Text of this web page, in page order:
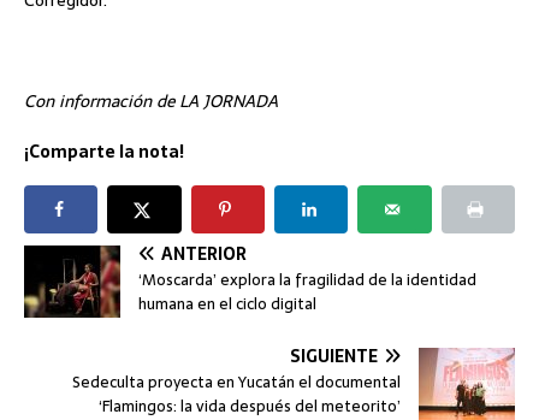
Con información de LA JORNADA
¡Comparte la nota!
ANTERIOR
‘Moscarda’ explora la fragilidad de la identidad
humana en el ciclo digital
SIGUIENTE
Sedeculta proyecta en Yucatán el documental
‘Flamingos: la vida después del meteorito’